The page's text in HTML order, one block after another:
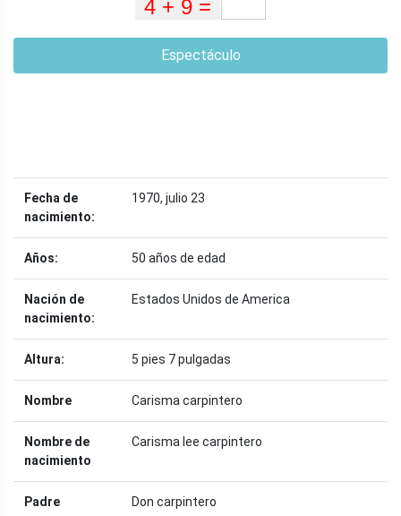
Espectáculo
Fecha de
nacimiento:
1970, julio 23
Años: 50 años de edad
Nación de
nacimiento:
Estados Unidos de America
Altura: 5 pies 7 pulgadas
Nombre Carisma carpintero
Nombre de
nacimiento
Carisma lee carpintero
Padre Don carpintero